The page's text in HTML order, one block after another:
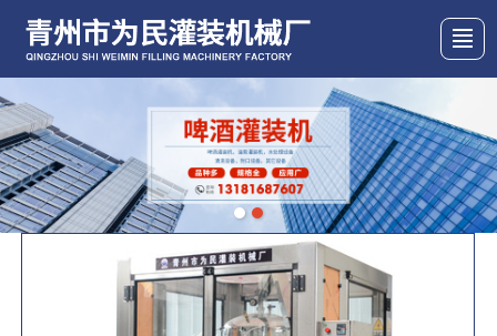
首页 新闻动态 行业资讯 联系我们